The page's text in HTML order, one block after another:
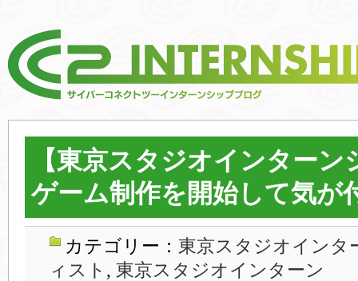
【東京スタジオインターン
ゲーム制作を開始して気が
カテゴリー： 東京スタジオインタ
ィスト , 東京スタジオインターン